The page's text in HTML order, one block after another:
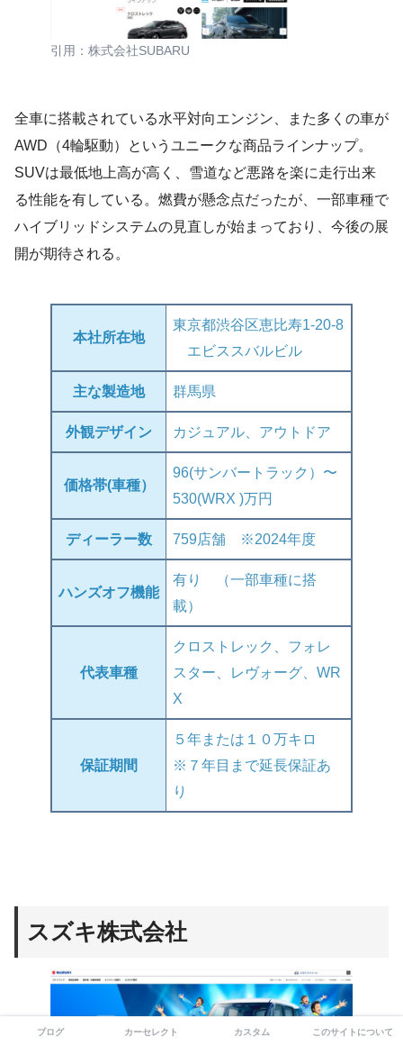
引用：株式会社SUBARU
全車に搭載されている水平対向エンジン、また多くの車が
AWD（4輪駆動）というユニークな商品ラインナップ。
SUVは最低地上高が高く、雪道など悪路を楽に走行出来
る性能を有している。燃費が懸念点だったが、一部車種で
ハイブリッドシステムの見直しが始まっており、今後の展
開が期待される。
本社所在地
東京都渋谷区恵比寿1-20-8
エビススバルビル
主な製造地 群馬県
外観デザイン カジュアル、アウトドア
価格帯(車種）
96(サンバートラック）〜
530(WRX )万円
ディーラー数 759店舗 ※2024年度
ハンズオフ機能
有り （一部車種に搭
載）
代表車種
クロストレック、フォレ
スター、レヴォーグ、WR
X
保証期間
５年または１０万キロ
※７年目まで延長保証あ
り
スズキ株式会社
ブログ カーセレクト カスタム このサイトについて